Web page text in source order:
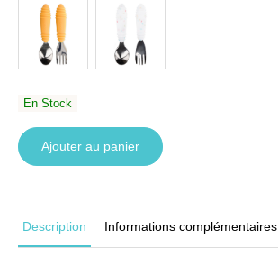
En Stock
Ajouter au panier
Description Informations complémentaires